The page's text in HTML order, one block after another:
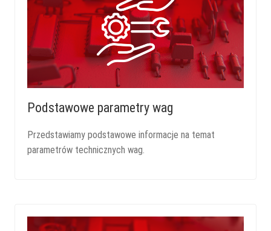
Podstawowe parametry wag
Przedstawiamy podstawowe informacje na temat
parametrów technicznych wag.